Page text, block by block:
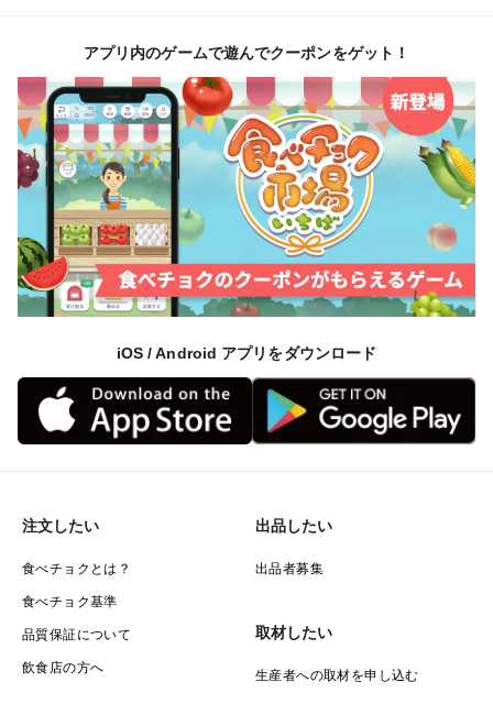
アプリ内のゲームで遊んでクーポンをゲット！
iOS / Android アプリをダウンロード
注文したい
食べチョクとは？
食べチョク基準
品質保証について
飲食店の方へ
出品したい
出品者募集
取材したい
生産者への取材を申し込む